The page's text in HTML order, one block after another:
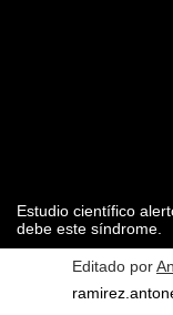
Estudio científico
debe este síndrome.
Editado por